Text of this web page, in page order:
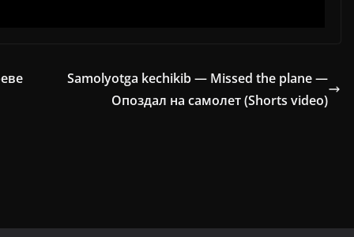
Samolyotga kechikib — Missed the plane —
Опоздал на самолет (Shorts video)